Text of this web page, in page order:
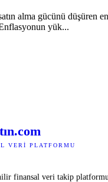
alma gücünü düşüren
yük...
.com
VERI PLATFORMU
finansal veri takip